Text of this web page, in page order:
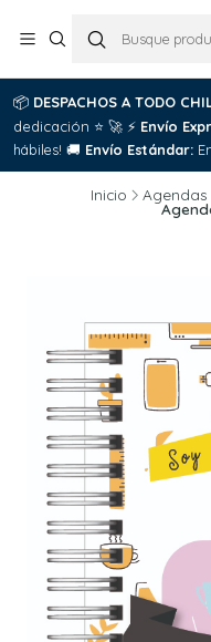
📦 DESPACHOS A TODO
dedicación ⭐ 🚀 ⚡ Envío
hábiles! 🚚 Envío Estándar:
Inicio Agendas